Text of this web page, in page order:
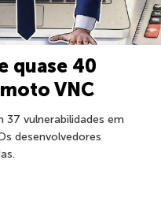
quase 40
VNC
vulnerabilidades em
desenvolvedores